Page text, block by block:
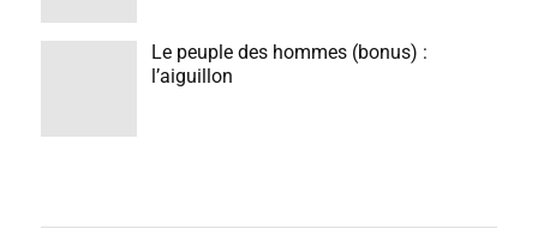
Le peuple des hommes (bonus) :
l’aiguillon